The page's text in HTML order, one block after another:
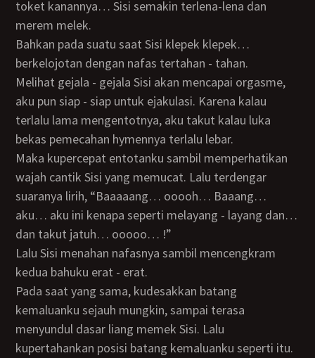
toket kanannya… Sisi semakin terlena-lena dan
merem melek.
Bahkan pada suatu saat Sisi klepek klepek…
berkelojotan dengan nafas tertahan - tahan.
Melihat gejala - gejala Sisi akan mencapai orgasme,
aku pun siap - siap untuk ejakulasi. Karena kalau
terlalu lama mengentotnya, aku takut kalau luka
bekas pemecahan hymennya terlalu lebar.
Maka kupercepat entotanku sambil memperhatikan
wajah cantik Sisi yang memucat. Lalu terdengar
suaranya lirih, “Baaaaang… ooooh… Baaang…
aku… aku ini kenapa seperti melayang - layang dan…
dan takut jatuh… ooooo… !”
Lalu Sisi menahan nafasnya sambil mencengkram
kedua bahuku erat - erat.
Pada saat yang sama, kudesakkan batang
kemaluanku sejauh mungkin, sampai terasa
menyundul dasar liang memek Sisi. Lalu
kupertahankan posisi batang kemaluanku seperti itu.